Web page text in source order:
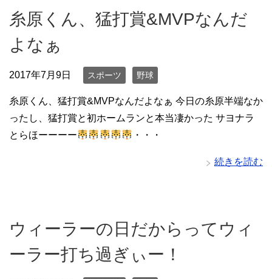
糸原くん、猛打賞&MVPなんだ
よなぁ
2017年7月9日 スポーツ 野球
糸原くん、猛打賞&MVPなんだよなぁ 今日の糸原半端なか
ったし、猛打賞と初ホームランと本当凄かった サヨナラ
とらほーーーー
・・・
続きを読む
ウィーラーの日だからってウィ
ーラー打ち過ぎぃー！